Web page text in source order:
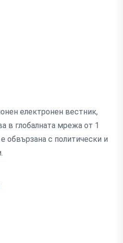
електронен вестник,
в глобалната мрежа от 1
обвързана с политически и